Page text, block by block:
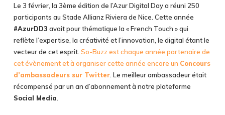
Le 3 février, la 3ème édition de l’Azur Digital Day a réuni 250
participants au Stade Allianz Riviera de Nice. Cette année
#AzurDD3 avait pour thématique la « French Touch » qui
reflète l’expertise, la créativité et l’innovation, le digital étant le
vecteur de cet esprit. So-Buzz est chaque année partenaire de
cet évènement et à organiser cette année encore un Concours
d’ambassadeurs sur Twitter. Le meilleur ambassadeur était
récompensé par un an d’abonnement à notre plateforme
Social Media